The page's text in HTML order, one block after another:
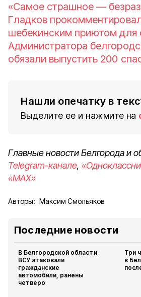
«Самое страшное —
Гладков
шебекинским приютом для
Администратора
обязали выпустить 200
Нашли опечатку в
Выделите ее и нажмите на
Главные новости Белгорода и
Telegram-канале,
«MAX»
Авторы: Максим Смольяков
Последние новости
В Белгородской области
ВСУ атаковали
гражданские
автомобили, ранены
четверо
Три
в